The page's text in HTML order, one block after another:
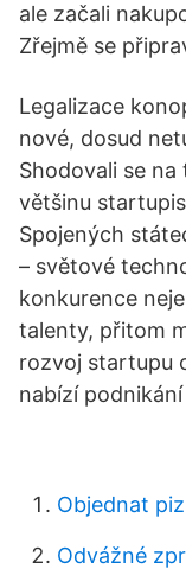
ale začali
Zřejmě se
Legalizace
nové, dosud
Shodovali se
většinu
Spojených
– světové
konkurence
talenty, přitom
rozvoj startupu
nabízí
Objednat
Odvážné